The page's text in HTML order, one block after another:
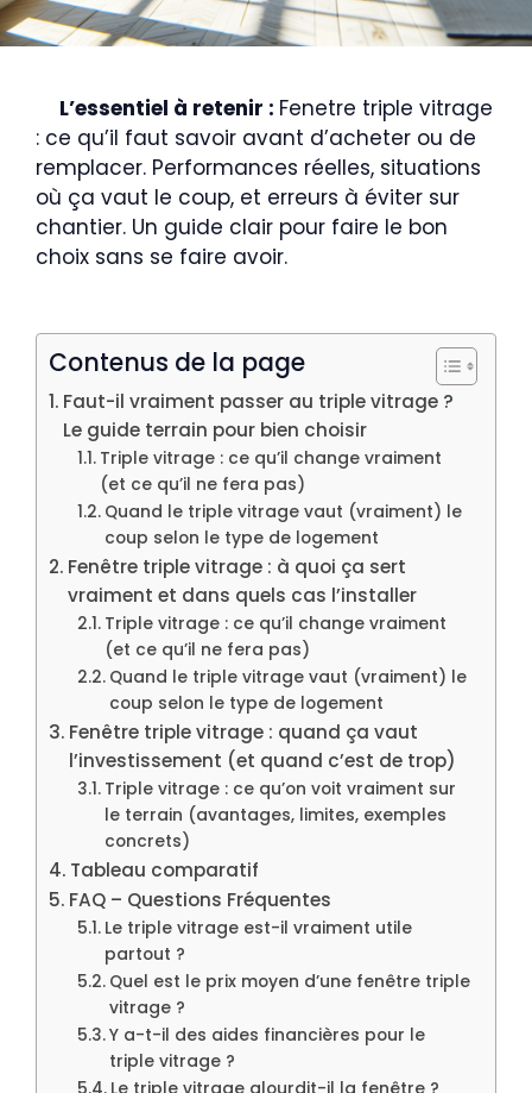
L’essentiel à retenir : Fenetre triple vitrage
: ce qu’il faut savoir avant d’acheter ou de
remplacer. Performances réelles, situations
où ça vaut le coup, et erreurs à éviter sur
chantier. Un guide clair pour faire le bon
choix sans se faire avoir.
Contenus de la page
Faut-il vraiment passer au triple vitrage ?
Le guide terrain pour bien choisir
Triple vitrage : ce qu’il change vraiment
(et ce qu’il ne fera pas)
Quand le triple vitrage vaut (vraiment) le
coup selon le type de logement
Fenêtre triple vitrage : à quoi ça sert
vraiment et dans quels cas l’installer
Triple vitrage : ce qu’il change vraiment
(et ce qu’il ne fera pas)
Quand le triple vitrage vaut (vraiment) le
coup selon le type de logement
Fenêtre triple vitrage : quand ça vaut
l’investissement (et quand c’est de trop)
Triple vitrage : ce qu’on voit vraiment sur
le terrain (avantages, limites, exemples
concrets)
Tableau comparatif
FAQ – Questions Fréquentes
Le triple vitrage est-il vraiment utile
partout ?
Quel est le prix moyen d’une fenêtre triple
vitrage ?
Y a-t-il des aides financières pour le
triple vitrage ?
Le triple vitrage alourdit-il la fenêtre ?